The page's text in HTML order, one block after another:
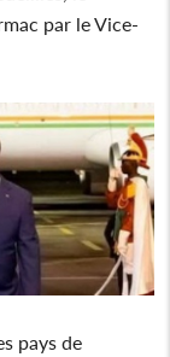
par le Vice-
pays de